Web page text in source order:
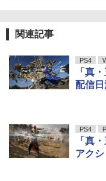
関連記事
PS4
「真
配信日
PS4
「真
アク